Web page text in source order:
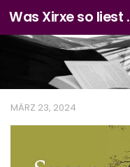
Zum Inhalt
Was Xirxe so liest
MÄRZ 23, 2024